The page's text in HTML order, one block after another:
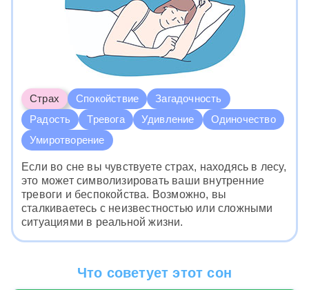
Страх Спокойствие
Загадочность
Радость
Тревога Удивление
Одиночество
Умиротворение
Если во сне вы чувствуете страх, находясь в лесу,
это может символизировать ваши внутренние
тревоги и беспокойства. Возможно, вы
сталкиваетесь с неизвестностью или сложными
ситуациями в реальной жизни.
Что советует этот сон